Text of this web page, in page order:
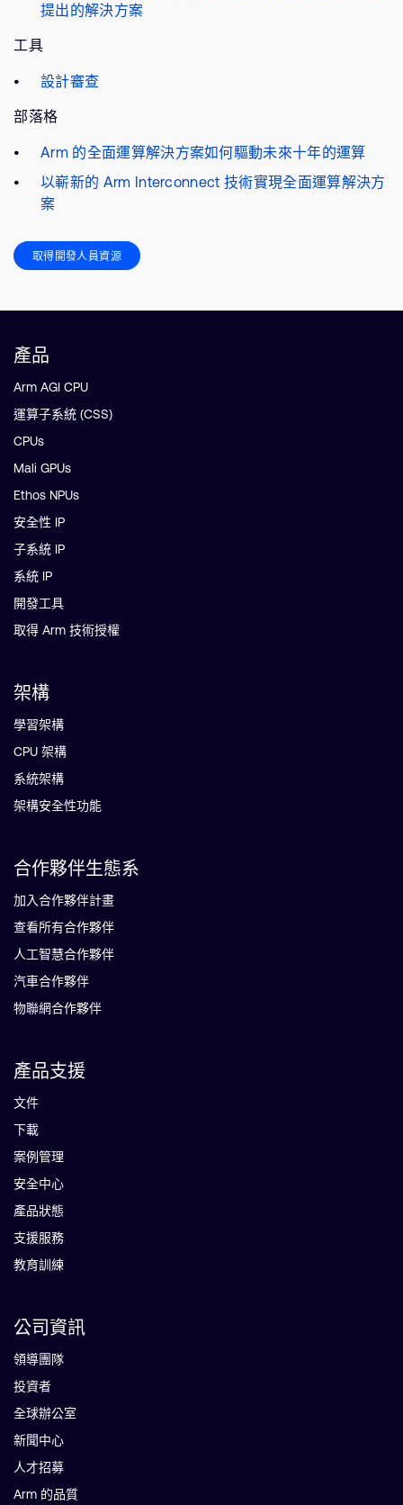
提出的解決方案
工具
設計審查
部落格
Arm 的全面運算解決方案如何驅動未來十年的運算
以嶄新的 Arm Interconnect 技術實現全面運算解決方
案
取得開發人員資源
產品
Arm AGI CPU
運算子系統 (CSS)
CPUs
Mali GPUs
Ethos NPUs
安全性 IP
子系統 IP
系統 IP
開發工具
取得 Arm 技術授權
架構
學習架構
CPU 架構
系統架構
架構安全性功能
合作夥伴生態系
加入合作夥伴計畫
查看所有合作夥伴
人工智慧合作夥伴
汽車合作夥伴
物聯網合作夥伴
產品支援
文件
下載
案例管理
安全中心
產品狀態
支援服務
教育訓練
公司資訊
領導團隊
投資者
全球辦公室
新聞中心
人才招募
Arm 的品質